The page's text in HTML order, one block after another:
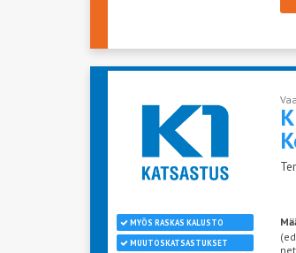
MYÖS RASKAS KALUSTO
MUUTOSKATSASTUKSET